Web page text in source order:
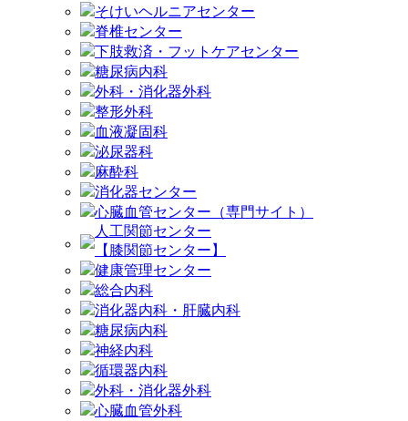
そけいヘルニアセンター
脊椎センター
下肢救済・フットケアセンター
糖尿病内科
外科・消化器外科
整形外科
血液凝固科
泌尿器科
麻酔科
消化器センター
心臓血管センター（専門サイト）
人工関節センター
【膝関節センター】
健康管理センター
総合内科
消化器内科・肝臓内科
糖尿病内科
神経内科
循環器内科
外科・消化器外科
心臓血管外科